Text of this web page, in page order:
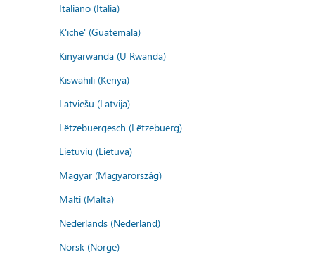
Italiano (Italia)
K'iche' (Guatemala)
Kinyarwanda (U Rwanda)
Kiswahili (Kenya)
Latviešu (Latvija)
Lëtzebuergesch (Lëtzebuerg)
Lietuvių (Lietuva)
Magyar (Magyarország)
Malti (Malta)
Nederlands (Nederland)
Norsk (Norge)